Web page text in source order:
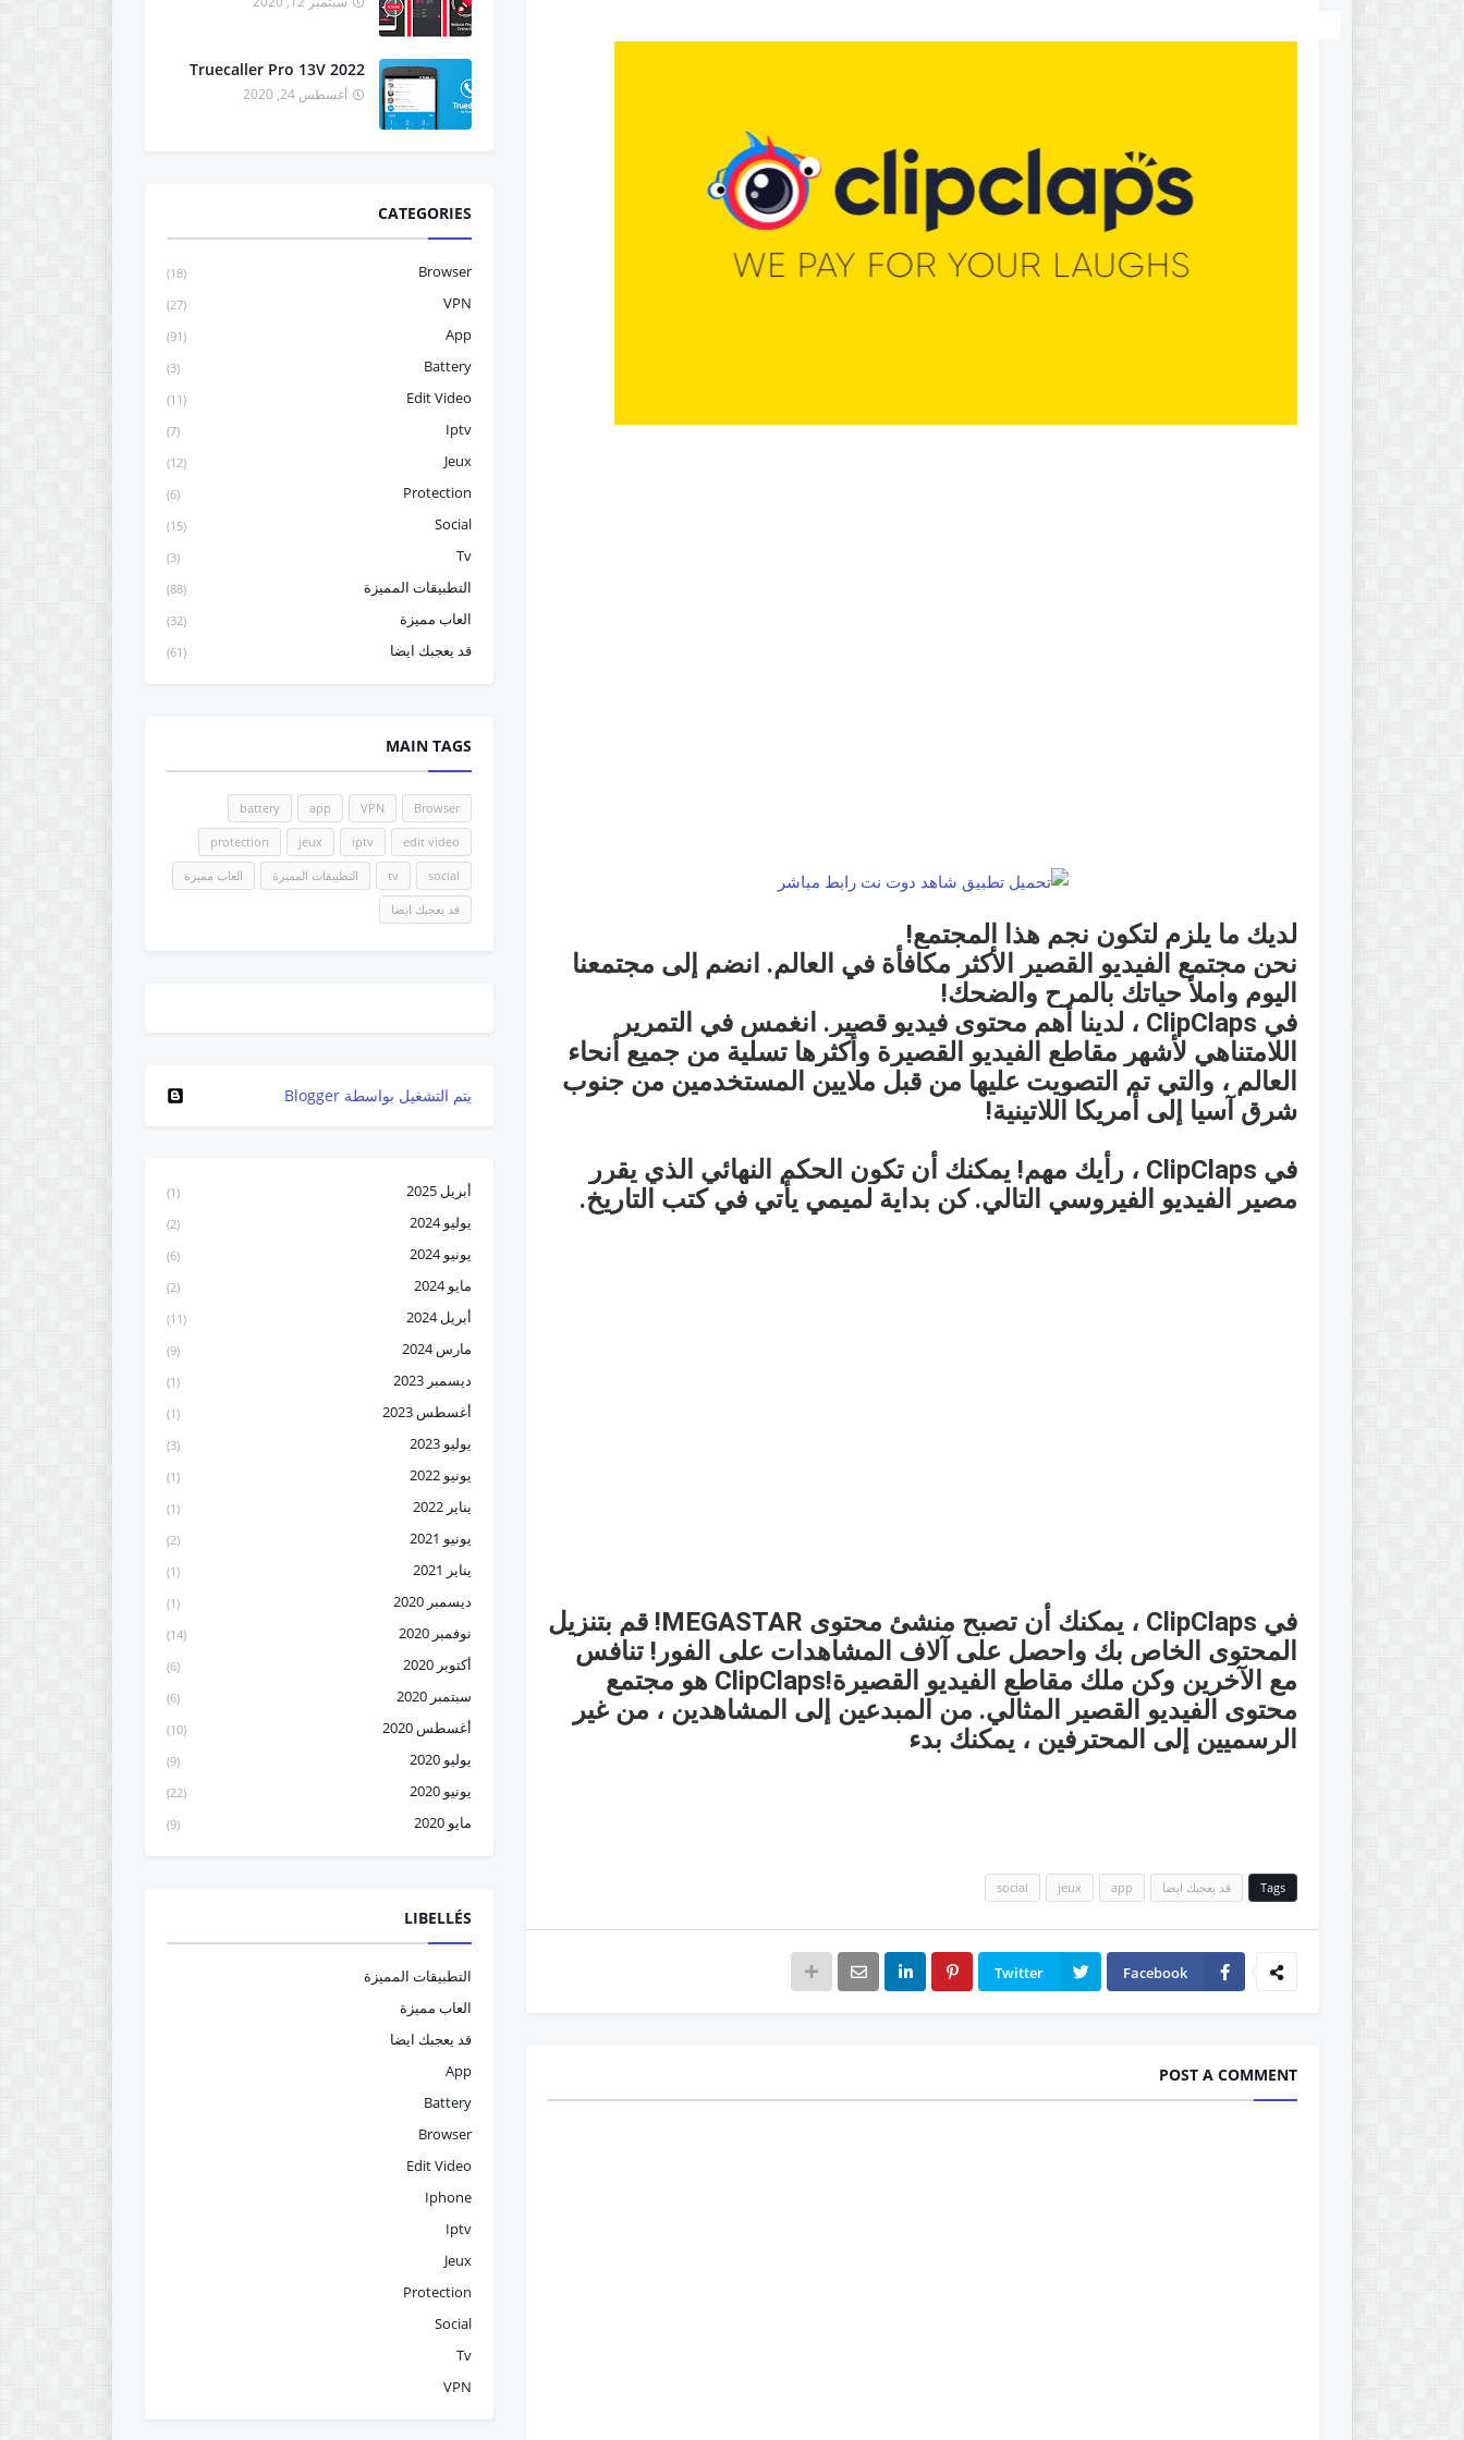
لديك ما يلزم لتكون نجم هذا المجتمع!
نحن مجتمع الفيديو القصير الأكثر مكافأة في العالم. انضم إلى مجتمعنا
اليوم واملأ حياتك بالمرح والضحك!
في ClipClaps ، لدينا أهم محتوى فيديو قصير.
انغمس في التمرير
اللامتناهي لأشهر مقاطع الفيديو القصيرة وأكثرها تسلية من جميع أنحاء
العالم ، والتي تم التصويت عليها من قبل ملايين المستخدمين من جنوب
شرق آسيا إلى أمريكا اللاتينية!
في ClipClaps ، رأيك مهم!
يمكنك أن تكون الحكم النهائي الذي يقرر
مصير الفيديو الفيروسي التالي.كن بداية لميمي يأتي في كتب التاريخ.
في ClipClaps ، يمكنك أن تصبح منشئ محتوى MEGASTAR!
قم بتنزيل
المحتوى الخاص بك واحصل على آلاف المشاهدات على الفور! تنافس
مع الآخرين وكن ملك مقاطع الفيديو القصيرة!
ClipClaps هو مجتمع
محتوى الفيديو القصير المثالي. من المبدعين إلى المشاهدين ، من غير
الرسميين إلى المحترفين ، يمكنك بدء
Tags قد يعجبك ايضا app
jeux
social
Facebook
Twitter
POST A COMMENT
Truecaller Pro 13V 2022
أغسطس 24, 2020
CATEGORIES
Browser
(18)
VPN
(27)
App
(91)
Battery
(3)
Edit Video
(11)
Iptv
(7)
Jeux
(12)
Protection
(6)
Social
(15)
Tv
(3)
التطبيقات المميزة (88)
العاب مميزة (32)
قد يعجبك ايضا (61)
MAIN TAGS
Browser
VPN
app
battery
edit video
iptv
jeux
protection
social
tv التطبيقات المميزة العاب مميزة
قد يعجبك ايضا
‏يتم التشغيل بواسطة Blogger
أبريل 2025 (1)
يوليو 2024 (2)
يونيو 2024 (6)
مايو 2024 (2)
أبريل 2024 (11)
مارس 2024 (9)
ديسمبر 2023 (1)
أغسطس 2023 (1)
يوليو 2023 (3)
يونيو 2022 (1)
يناير 2022 (1)
يونيو 2021 (2)
يناير 2021 (1)
ديسمبر 2020 (1)
نوفمبر 2020 (14)
أكتوبر 2020 (6)
سبتمبر 2020 (6)
أغسطس 2020 (10)
يوليو 2020 (9)
يونيو 2020 (22)
مايو 2020 (9)
LIBELLÉS
التطبيقات المميزة
العاب مميزة
قد يعجبك ايضا
App
Battery
Browser
Edit Video
Iphone
Iptv
Jeux
Protection
Social
Tv
VPN